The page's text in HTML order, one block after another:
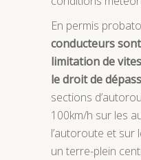
En permis
conducteurs
limitation de
le droit de
sections
100km/h sur les
l’autoroute et
un terre-plein